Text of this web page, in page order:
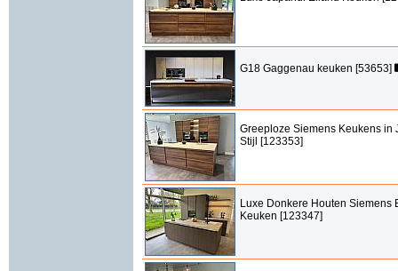
G18 Gaggenau keuken [53653]
Greeploze Siemens Keukens in
Stijl [123353]
Luxe Donkere Houten Siemens
Keuken [123347]